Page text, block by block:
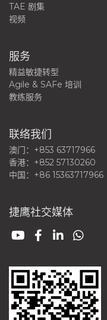
TAE 剧集
视频
服务
精益敏捷转型
Agile & SAFe 培训
教练服务
联络我们
澳门：+853 63717966
香港：+852 57130260
中国：+86 15363717966
捷鹰社交媒体